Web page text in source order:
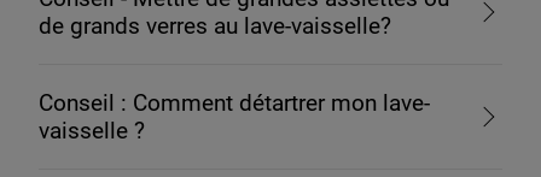
de grands verres au lave-vaisselle?
Conseil : Comment détartrer mon lave-
vaisselle ?